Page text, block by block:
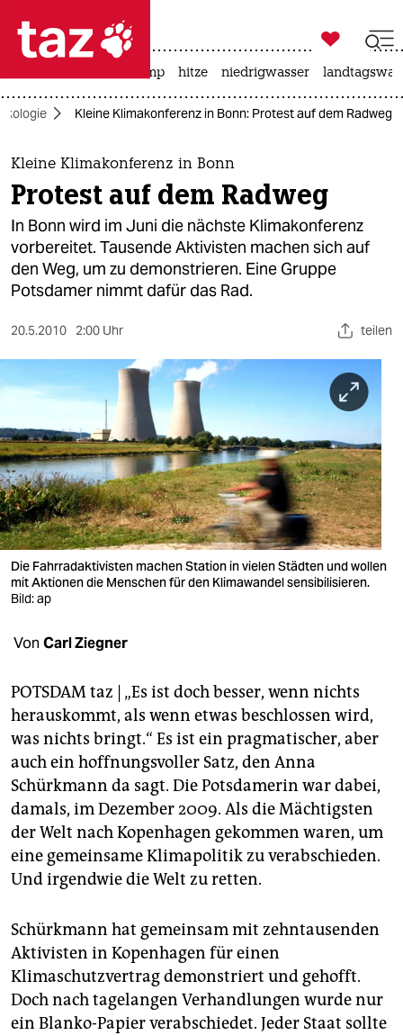
 taz zahl ich
taz zahl ich
themen
politik
öko
gesellschaft
kultur
sport
berlin
nord
wahrheit
verlag
verlag
veranstaltungen
unterstützen
abo
genossenschaft
epaper login

taz zahl ich
usa unter trump hitze niedrigwasser
Kleine Klimakonferenz in Bonn: Protest auf dem Radweg
Kleine Klimakonferenz in Bonn
Protest auf dem Radweg
In Bonn wird im Juni die nächste Klimakonferenz
vorbereitet. Tausende Aktivisten machen sich auf
den Weg, um zu demonstrieren. Eine Gruppe
Potsdamer nimmt dafür das Rad.
20.5.2010 2:00 Uhr teilen
Die Fahrradaktivisten machen Station in vielen Städten und wollen
mit Aktionen die Menschen für den Klimawandel sensibilisieren.
Bild: ap
Von Carl Ziegner
POTSDAM taz | „Es ist doch besser, wenn nichts
herauskommt, als wenn etwas beschlossen wird,
was nichts bringt.“ Es ist ein pragmatischer, aber
auch ein hoffnungsvoller Satz, den Anna
Schürkmann da sagt. Die Potsdamerin war dabei,
damals, im Dezember 2009. Als die Mächtigsten
der Welt nach Kopenhagen gekommen waren, um
eine gemeinsame Klimapolitik zu verabschieden.
Und irgendwie die Welt zu retten.
Schürkmann hat gemeinsam mit zehntausenden
Aktivisten in Kopenhagen für einen
Klimaschutzvertrag demonstriert und gehofft.
Doch nach tagelangen Verhandlungen wurde nur
ein Blanko-Papier verabschiedet. Jeder Staat sollte